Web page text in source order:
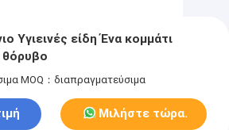
Υγιεινές είδη Ένα κομμάτι
θόρυβο
MOQ：διαπραγματεύσιμα
Μιλήστε τώρα.